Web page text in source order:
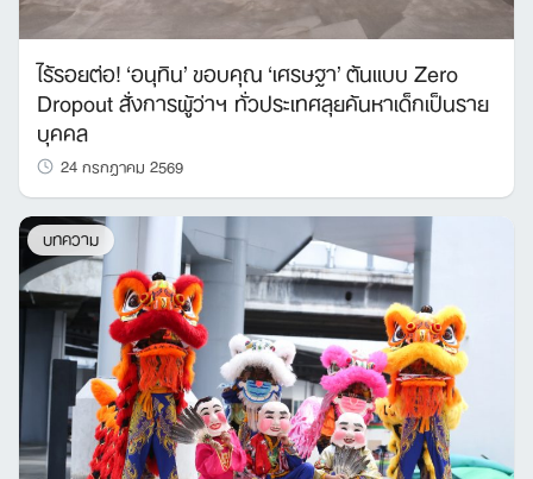
ไร้รอยต่อ! ‘อนุทิน’ ขอบคุณ ‘เศรษฐา’ ต้นแบบ Zero
Dropout สั่งการผู้ว่าฯ ทั่วประเทศลุยค้นหาเด็กเป็นราย
บุคคล
24 กรกฎาคม 2569
บทความ